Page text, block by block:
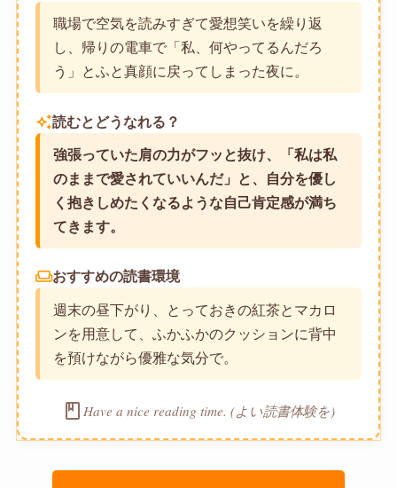
職場で空気を読みすぎて愛想笑いを繰り返
し、帰りの電車で「私、何やってるんだろ
う」とふと真顔に戻ってしまった夜に。
auto_awesome読むとどうなれる？
強張っていた肩の力がフッと抜け、「私は私
のままで愛されていいんだ」と、自分を優し
く抱きしめたくなるような自己肯定感が満ち
てきます。
weekendおすすめの読書環境
週末の昼下がり、とっておきの紅茶とマカロ
ンを用意して、ふかふかのクッションに背中
を預けながら優雅な気分で。
book Have a nice reading time. (よい読書体験を)